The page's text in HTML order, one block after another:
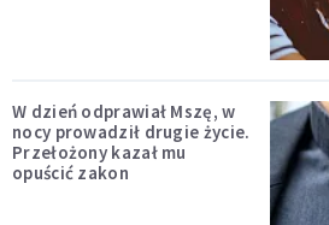
W dzień odprawiał Mszę, w
nocy prowadził drugie życie.
Przełożony kazał mu
opuścić zakon